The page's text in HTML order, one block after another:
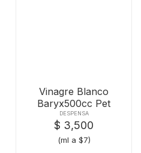
Vinagre Blanco
Baryx500cc Pet
DESPENSA
$ 3,500
(ml a $7)